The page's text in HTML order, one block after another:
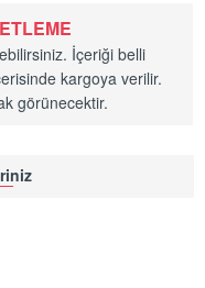
İçeriği belli
kargoya verilir.
görünecektir.